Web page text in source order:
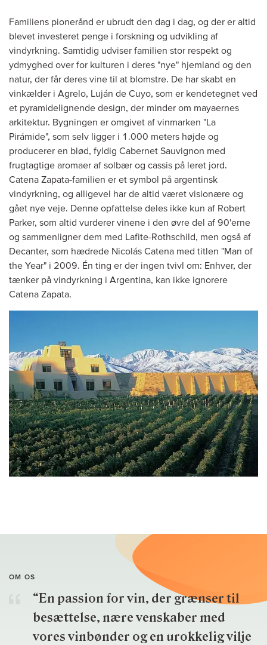
Familiens pionerånd er ubrudt den dag i dag, og der er altid
blevet investeret penge i forskning og udvikling af
vindyrkning. Samtidig udviser familien stor respekt og
ydmyghed over for kulturen i deres "nye" hjemland og den
natur, der får deres vine til at blomstre. De har skabt en
vinkælder i Agrelo, Luján de Cuyo, som er kendetegnet ved
et pyramidelignende design, der minder om mayaernes
arkitektur. Bygningen er omgivet af vinmarken "La
Pirámide", som selv ligger i 1.000 meters højde og
producerer en blød, fyldig Cabernet Sauvignon med
frugtagtige aromaer af solbær og cassis på leret jord.
Catena Zapata-familien er et symbol på argentinsk
vindyrkning, og alligevel har de altid været visionære og
gået nye veje. Denne opfattelse deles ikke kun af Robert
Parker, som altid vurderer vinene i den øvre del af 90'erne
og sammenligner dem med Lafite-Rothschild, men også af
Decanter, som hædrede Nicolás Catena med titlen "Man of
the Year" i 2009. Én ting er der ingen tvivl om: Enhver, der
tænker på vindyrkning i Argentina, kan ikke ignorere
Catena Zapata.
OM OS
“En passion for vin, der grænser til
besættelse, nære venskaber med
vores vinbønder og en urokkelig vilje